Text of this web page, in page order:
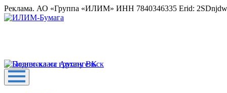
Реклама. АО «Группа «ИЛИМ» ИНН 7840346335 Erid: